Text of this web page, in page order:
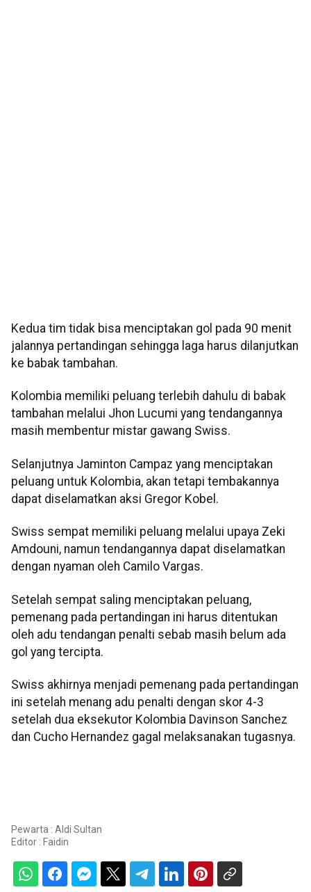
Kedua tim tidak bisa menciptakan gol pada 90 menit
jalannya pertandingan sehingga laga harus dilanjutkan
ke babak tambahan.
Kolombia memiliki peluang terlebih dahulu di babak
tambahan melalui Jhon Lucumi yang tendangannya
masih membentur mistar gawang Swiss.
Selanjutnya Jaminton Campaz yang menciptakan
peluang untuk Kolombia, akan tetapi tembakannya
dapat diselamatkan aksi Gregor Kobel.
Swiss sempat memiliki peluang melalui upaya Zeki
Amdouni, namun tendangannya dapat diselamatkan
dengan nyaman oleh Camilo Vargas.
Setelah sempat saling menciptakan peluang,
pemenang pada pertandingan ini harus ditentukan
oleh adu tendangan penalti sebab masih belum ada
gol yang tercipta.
Swiss akhirnya menjadi pemenang pada pertandingan
ini setelah menang adu penalti dengan skor 4-3
setelah dua eksekutor Kolombia Davinson Sanchez
dan Cucho Hernandez gagal melaksanakan tugasnya.
Pewarta : Aldi Sultan
Editor : Faidin